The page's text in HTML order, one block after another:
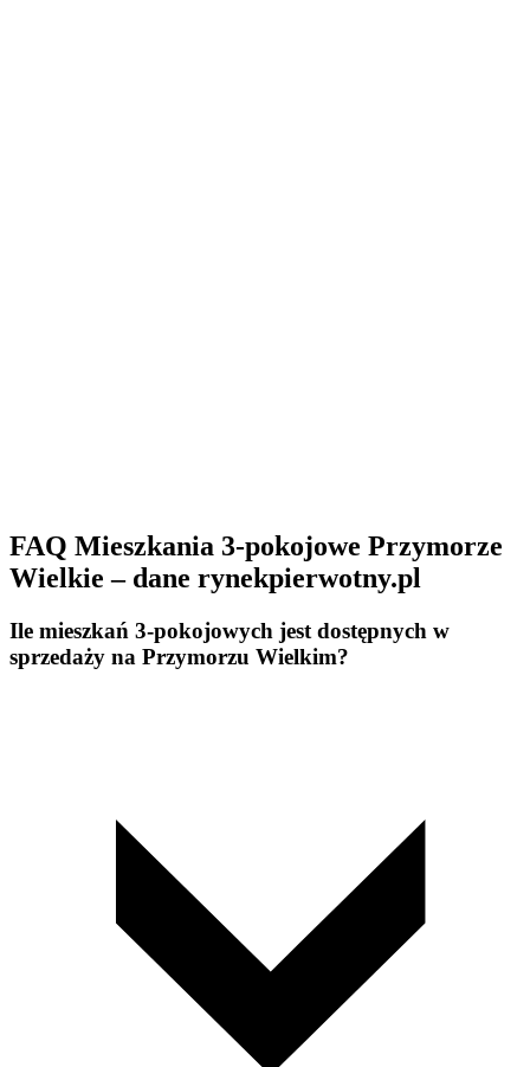
FAQ Mieszkania 3-pokojowe Przymorze
Wielkie – dane rynekpierwotny.pl
Ile mieszkań 3-pokojowych jest dostępnych w
sprzedaży na Przymorzu Wielkim?